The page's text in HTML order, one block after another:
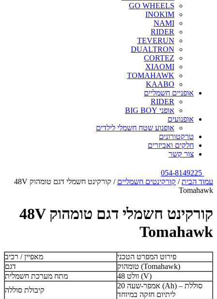
GO WHEELS
INOKIM
NAMI
RIDER
TEVERUN
DUALTRON
CORTEZ
XIAOMI
TOMAHAWK
KAABO
אופניים חשמליים
RIDER
אופני BIG BOY
אופנועים
אופנוע שטח חשמלי לילדים
טרקטורונים
חלקים ואביזרים
צור קשר
054-8149225
עמוד הבית/ קורקינטים חשמליים
/ קורקינט חשמלי דגם טומהוק 48V
Tomahawk
קורקינט חשמלי דגם טומהוק 48V
Tomahawk
מאפיין / רכיב
פירוט המפרט הטכני
דגם
טומהוק (Tomahawk)
מתח מערכת חשמלית
48 וולט (V)
קיבולת סוללה
20 אמפר-שעה (Ah) – סוללת
ליתיום חזקה במיוחד